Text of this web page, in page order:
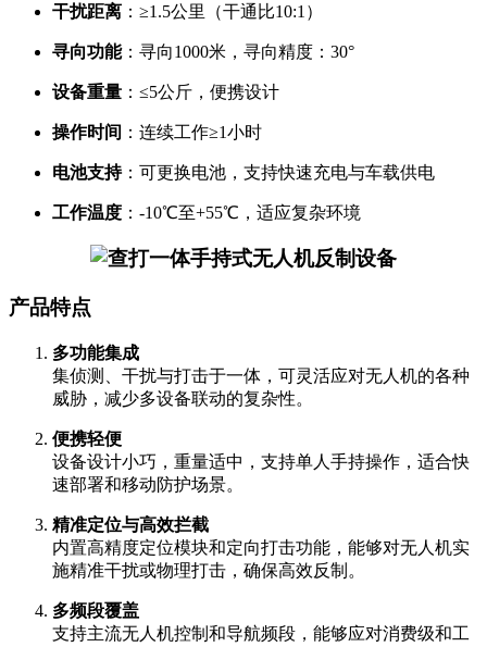
干扰距离 ：≥1.5公里（干通比10:1）
寻向功能：寻向1000米，寻向精度：30°
设备重量 ：≤5公斤，便携设计
操作时间 ：连续工作≥1小时
电池支持：可更换电池，支持快速充电与车载供电
工作温度 ：-10℃至+55℃，适应复杂环境
产品特点
多功能集成
集侦测、干扰与打击于一体，可灵活应对无人机的各种
威胁，减少多设备联动的复杂性。
便携轻便
设备设计小巧，重量适中，支持单人手持操作，适合快
速部署和移动防护场景。
精准定位与高效拦截
内置高精度定位模块和定向打击功能，能够对无人机实
施精准干扰或物理打击，确保高效反制。
多频段覆盖
支持主流无人机控制和导航频段，能够应对消费级和工